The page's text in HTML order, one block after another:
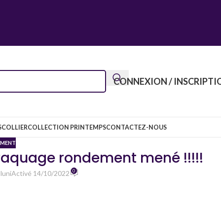
CONNEXION /
COLLIERCOLLECTION PRINTEMPSCONTACTEZ-NOUS
rondement mené !!!!!
Activé 14/10/2022 0